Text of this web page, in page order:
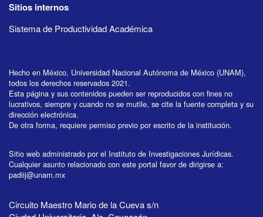
Sitios internos
Sistema de Productividad Académica
Hecho en México, Universidad Nacional Autónoma de México (UNAM),
todos los derechos reservados 2021.
Esta página y sus contenidos pueden ser reproducidos con fines no
lucrativos, siempre y cuando no se mutile, se cite la fuente completa y su
dirección electrónica.
De otra forma, requiere permiso previo por escrito de la institución.
Sitio web administrado por el Instituto de Investigaciones Jurídicas.
Cualquier asunto relacionado con este portal favor de dirigirse a:
padiij@unam.mx
Circuito Maestro Mario de la Cueva s/n